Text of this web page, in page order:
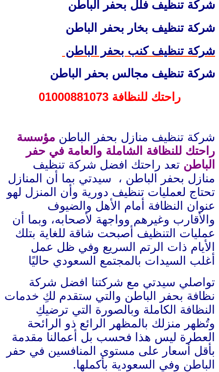
شركة تنظيف فلل بحفر الباطن
شركة تنظيف بخار بحفر الباطن
شركة تنظيف كنب بحفر الباطن
شركة تنظيف مجالس بحفر الباطن
راحتك للنظافة 01000881073
شركة تنظيف منازل بحفر الباطن مؤسسة
راحتك للنظافة الشاملة والعامة في حفر
الباطن تعد راحتك افضل شركة تنظيف
منازل بحفر الباطن ، سيدتي بما أن المنازل
تحتاج لعمليات تنظيف دورية وأن المنزل لهو
عنوان النظافة أمام الأهل والضيوف
والأقارب وغيرهم وواجهة لأصحابه، وبما أن
عمليات التنظيف أصبحت شاقة للغاية بتلك
الأيام ذات الرتم السريع وفي ظل عمل
أغلب السيدات بالمجتمع السعودي حاليًا
تواصلي سيدتي مع شركتنا افضل شركة
نظافة بحفر الباطن والتي ستقدم لكِ خدمات
النظافة الكاملة وبالصورة التي ترضيكِ
وتُظهر منزلك بالمظهر الرائع ذو الرائحة
العطرة ليس هذا فحسب بل أعمالنا مقدمة
بأقل أسعار على مستوى المنافسين في حفر
الباطن وفي السعودية بأكملها.